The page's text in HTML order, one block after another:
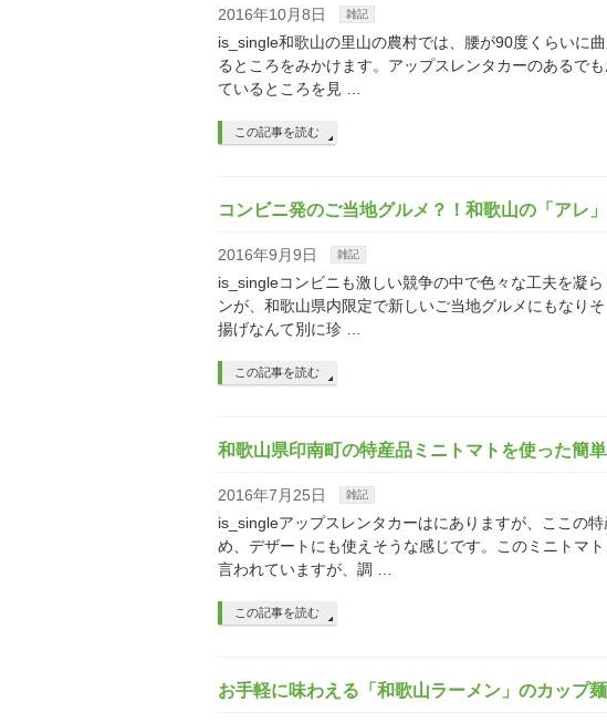
2016年10月8日 雑記
is_single和歌山の里山の農村では、腰が90度くらいに
るところをみかけます。アップスレンタカーのあるで
ているところを見 …
この記事を読む
コンビニ発のご当地グルメ？！和歌山の「アレ
2016年9月9日 雑記
is_singleコンビニも激しい競争の中で色々な工夫を凝
ンが、和歌山県内限定で新しいご当地グルメにもなり
揚げなんて別に珍 …
この記事を読む
和歌山県印南町の特産品ミニトマトを使った簡
2016年7月25日 雑記
is_singleアップスレンタカーはにありますが、ここの
め、デザートにも使えそうな感じです。このミニトマ
言われていますが、調 …
この記事を読む
お手軽に味わえる「和歌山ラーメン」のカップ麺